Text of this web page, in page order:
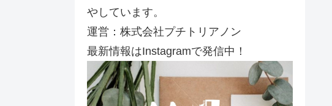
やしています。
運営：株式会社プチトリアノン
最新情報はInstagramで発信中！